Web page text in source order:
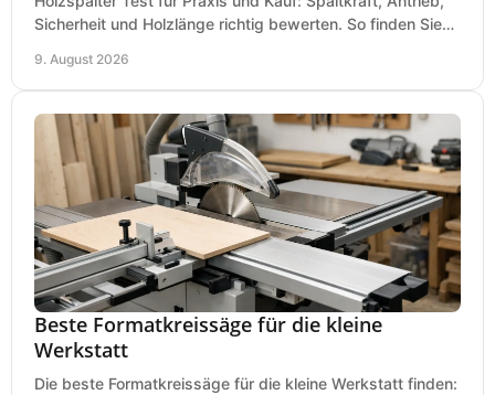
Sicherheit und Holzlänge richtig bewerten. So finden Sie
9. August 2026
Beste Formatkreissäge für die kleine
Werkstatt
Die beste Formatkreissäge für die kleine Werkstatt finden: